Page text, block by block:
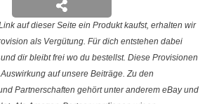
auf dieser Seite ein Produkt kaufst, erhalten wir
als Vergütung. Für dich entstehen dabei
dir bleibt frei wo du bestellst. Diese Provisionen
auf unsere Beiträge. Zu den
Partnerschaften gehört unter anderem eBay und